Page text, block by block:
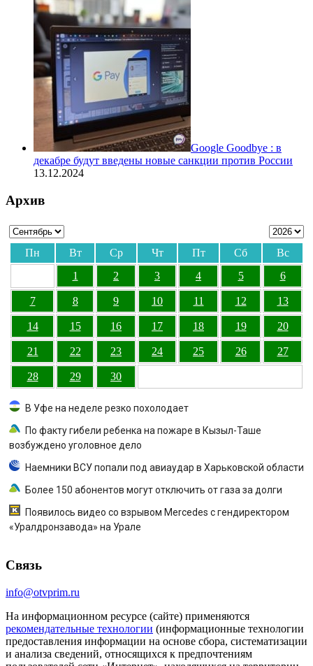
Google Goodbye : в
декабре будут введены новые санкции против России
13.12.2024
Архив
Пн Вт Ср Чт Пт Сб
Вс
1
2 3 4 5 6
7 8 9 10 11 12 13
14 15 16 17 18 19 20
21 22 23 24 25 26 27
28 29 30
В Уфе на неделе резко похолодает
По факту гибели ребенка на пожаре в Кызыл-Таше
возбуждено уголовное дело
Наемники ВСУ попали под авиаудар в Харьковской области
Более 150 абонентов могут отключить от газа за долги
Появилось видео со взрывом Mercedes с гендиректором
«Уралдронзавода» на Урале
Связь
info@otvprim.ru
На информационном ресурсе (сайте) применяются
рекомендательные технологии (информационные технологии
предоставления информации на основе сбора, систематизации
и анализа сведений, относящихся к предпочтениям